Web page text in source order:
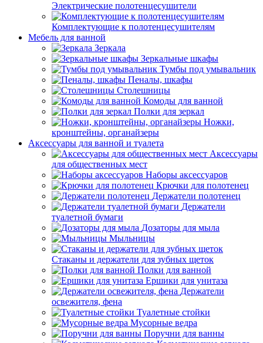
Электрические полотенцесушители
Комплектующие к полотенцесушителям
Мебель для ванной
Зеркала
Зеркальные шкафы
Тумбы под умывальник
Пеналы, шкафы
Столешницы
Комоды для ванной
Полки для зеркал
Ножки,
кронштейны, органайзеры
Аксессуары для ванной и туалета
Аксессуары
для общественных мест
Наборы аксессуаров
Крючки для полотенец
Держатели полотенец
Держатели
туалетной бумаги
Дозаторы для мыла
Мыльницы
Стаканы и держатели для зубных щеток
Полки для ванной
Ершики для унитаза
Держатели
освежителя, фена
Туалетные стойки
Мусорные ведра
Поручни для ванны